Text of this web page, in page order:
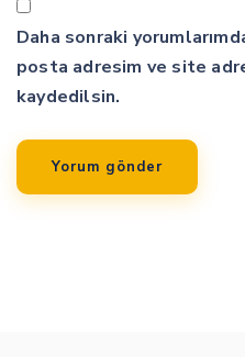
Daha sonraki
posta adresim ve site
kaydedilsin.